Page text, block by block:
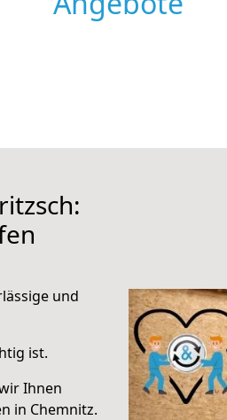
und
ist.
Ihnen
in Chemnitz.